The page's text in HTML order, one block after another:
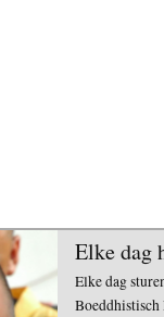
Elke dag
Elke dag